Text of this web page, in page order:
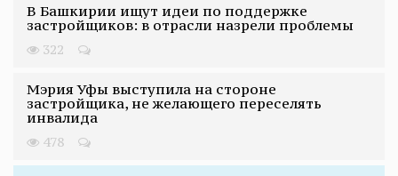
В Башкирии ищут идеи по поддержке
застройщиков: в отрасли назрели проблемы
322
Мэрия Уфы выступила на стороне
застройщика, не желающего переселять
инвалида
478